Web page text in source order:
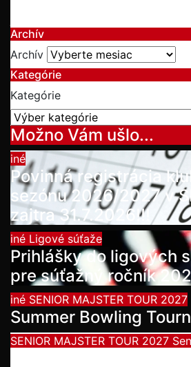
Archív
Archív
Kategórie
Kategórie
Možno Vám ušlo...
iné
Povinná registrácia
sezónu 2026/2027 v
zajtra 31.7.2026!!!
iné Ligové súťaže
Prihlášky do ligových
pre súťažný ročník
iné SENIOR MAJSTER TOUR 2027
Summer Bowling
SENIOR MAJSTER TOUR 2027